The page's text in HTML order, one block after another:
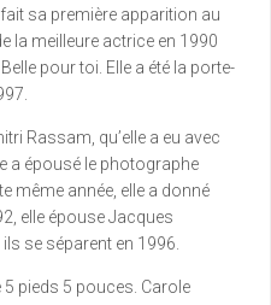
sa première apparition au
la meilleure actrice en 1990
pour toi. Elle a été la porte-
Rassam, qu’elle a eu avec
a épousé le photographe
même année, elle a donné
elle épouse Jacques
se séparent en 1996.
pieds 5 pouces. Carole